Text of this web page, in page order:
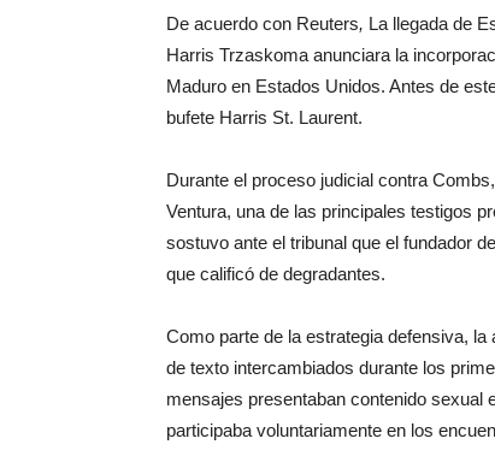
De acuerdo con Reuters, La llegada de
Harris Trzaskoma anunciara la
Maduro en Estados Unidos. Antes de
bufete Harris St. Laurent.
Durante el proceso judicial contra
Ventura, una de las principales testigos
sostuvo ante el tribunal que el fundador
que calificó de degradantes.
Como parte de la estrategia defensiva,
de texto intercambiados durante los
mensajes presentaban contenido sexual
participaba voluntariamente en los